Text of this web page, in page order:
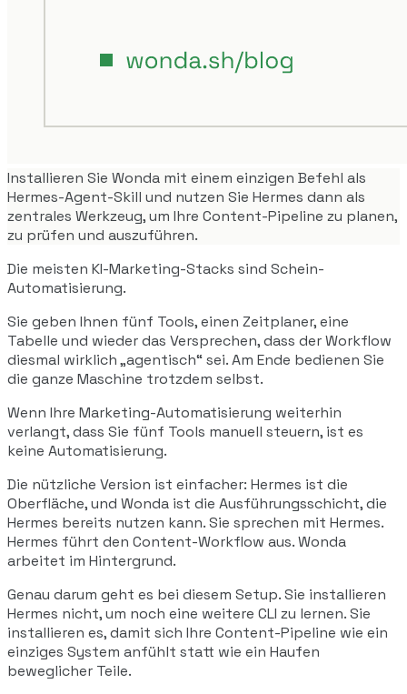
Installieren Sie Wonda mit einem einzigen Befehl als
Hermes-Agent-Skill und nutzen Sie Hermes dann als
zentrales Werkzeug, um Ihre Content-Pipeline zu planen,
zu prüfen und auszuführen.
Die meisten KI-Marketing-Stacks sind Schein-
Automatisierung.
Sie geben Ihnen fünf Tools, einen Zeitplaner, eine
Tabelle und wieder das Versprechen, dass der Workflow
diesmal wirklich „agentisch“ sei. Am Ende bedienen Sie
die ganze Maschine trotzdem selbst.
Wenn Ihre Marketing-Automatisierung weiterhin
verlangt, dass Sie fünf Tools manuell steuern, ist es
keine Automatisierung.
Die nützliche Version ist einfacher: Hermes ist die
Oberfläche, und Wonda ist die Ausführungsschicht, die
Hermes bereits nutzen kann. Sie sprechen mit Hermes.
Hermes führt den Content-Workflow aus. Wonda
arbeitet im Hintergrund.
Genau darum geht es bei diesem Setup. Sie installieren
Hermes nicht, um noch eine weitere CLI zu lernen. Sie
installieren es, damit sich Ihre Content-Pipeline wie ein
einziges System anfühlt statt wie ein Haufen
beweglicher Teile.